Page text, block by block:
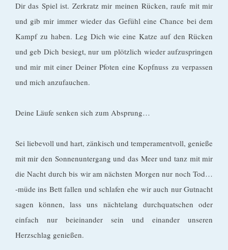
Dir das Spiel ist. Zerkratz mir meinen Rücken, raufe mit mir
und gib mir immer wieder das Gefühl eine Chance bei dem
Kampf zu haben. Leg Dich wie eine Katze auf den Rücken
und geb Dich besiegt, nur um plötzlich wieder aufzuspringen
und mir mit einer Deiner Pfoten eine Kopfnuss zu verpassen
und mich anzufauchen.
Deine Läufe senken sich zum Absprung…
Sei liebevoll und hart, zänkisch und temperamentvoll, genieße
mit mir den Sonnenuntergang und das Meer und tanz mit mir
die Nacht durch bis wir am nächsten Morgen nur noch Tod…
-müde ins Bett fallen und schlafen ehe wir auch nur Gutnacht
sagen können, lass uns nächtelang durchquatschen oder
einfach nur beieinander sein und einander unseren
Herzschlag genießen.